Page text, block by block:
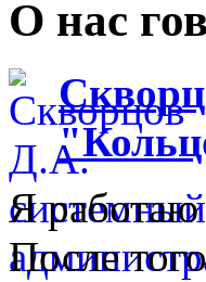
О нас
Я
После